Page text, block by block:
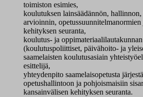
toimiston esimies,
koulutuksen lainsäädännön,
arvioinnin, opetussuunnitelmanormien
kehityksen seuranta,
koulutus- ja
(koulutuspoliittiset, päivähoito- ja
saamelaisten koulutusasiain
esittelijä,
yhteydenpito saamelaisopetusta
opetushallintoon ja pohjoismaisiin
kansainvälisen kehityksen seuranta.